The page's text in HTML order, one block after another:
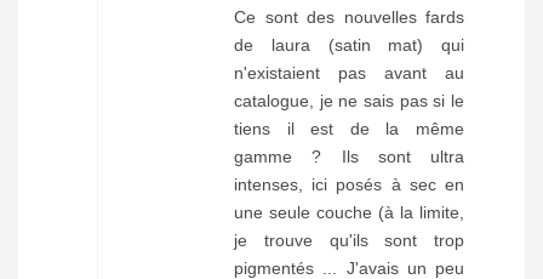
Ce sont des nouvelles fards
de laura (satin mat) qui
n'existaient pas avant au
catalogue, je ne sais pas si le
tiens il est de la même
gamme ? Ils sont ultra
intenses, ici posés à sec en
une seule couche (à la limite,
je trouve qu'ils sont trop
pigmentés ... J'avais un peu